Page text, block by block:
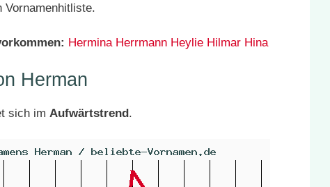
Vornamenhitliste.
Hermina Herrmann Heylie Hilmar Hina
Herman
sich im Aufwärtstrend.